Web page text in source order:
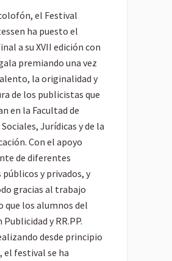
el Festival
ha puesto el
a su XVII edición con
premiando una vez
la originalidad y
de los publicistas que
en la Facultad de
Jurídicas y de la
Con el apoyo
de diferentes
y privados, y
gracias al trabajo
que los alumnos del
Publicidad y RR.PP.
desde principio
el festival se ha